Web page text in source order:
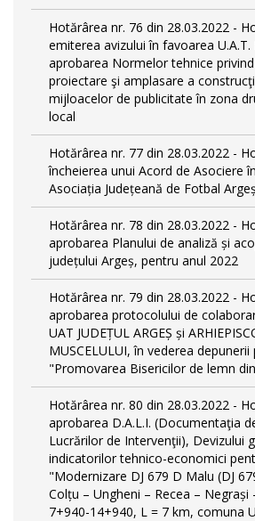
Hotărârea nr. 76 din 28.03.2022 -
emiterea avizului în favoarea U.A.T.
aprobarea Normelor tehnice
proiectare şi amplasare a
mijloacelor de publicitate în zona
local
Hotărârea nr. 77 din 28.03.2022 -
încheierea unui Acord de Asociere
Asociația Județeană de Fotbal
Hotărârea nr. 78 din 28.03.2022 -
aprobarea Planului de analiză și
județului Argeș, pentru anul 2022
Hotărârea nr. 79 din 28.03.2022 -
aprobarea protocolului de
UAT JUDEȚUL ARGEȘ și
MUSCELULUI, în vederea
"Promovarea Bisericilor de lemn
Hotărârea nr. 80 din 28.03.2022 -
aprobarea D.A.L.I. (Documentaţia
Lucrărilor de Intervenţii), Devizului
indicatorilor tehnico-economici
"Modernizare DJ 679 D Malu (DJ
Colțu – Ungheni – Recea – Negrași
7+940-14+940, L = 7 km, comuna